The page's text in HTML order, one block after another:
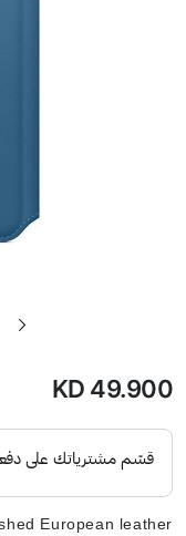
معرض
KD 49.900
European leather